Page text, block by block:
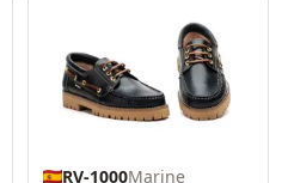
RV-1000Marine